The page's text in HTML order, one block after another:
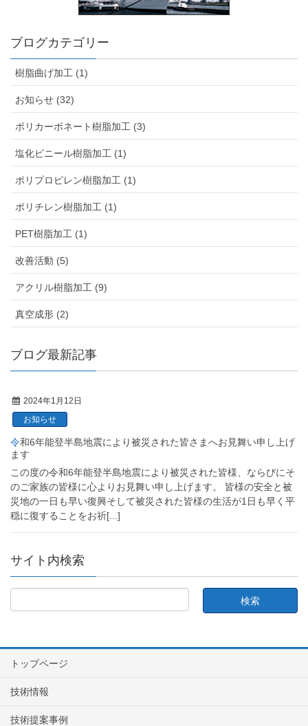
ブログカテゴリー
樹脂曲げ加工 (1)
お知らせ (32)
ポリカーボネート樹脂加工 (3)
塩化ビニール樹脂加工 (1)
ポリプロピレン樹脂加工 (1)
ポリチレン樹脂加工 (1)
PET樹脂加工 (1)
改善活動 (5)
アクリル樹脂加工 (9)
真空成形 (2)
ブログ最新記事
2024年1月12日
お知らせ
令和6年能登半島地震により被災された皆さまへお見舞い申し上げ
ます
この度の令和6年能登半島地震により被災された皆様、ならびにそ
のご家族の皆様に心よりお見舞い申し上げます。 皆様の安全と被
災地の一日も早い復興そして被災された皆様の生活が1日も早く平
穏に復することをお祈[...]
サイト内検索
トップページ
技術情報
技術提案事例